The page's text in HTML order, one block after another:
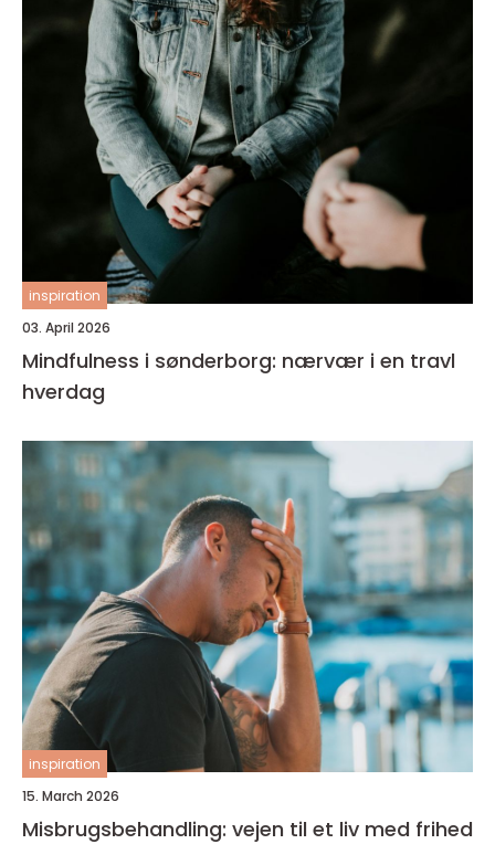
inspiration
03. April 2026
Mindfulness i sønderborg: nærvær i en travl
hverdag
inspiration
15. March 2026
Misbrugsbehandling: vejen til et liv med frihed